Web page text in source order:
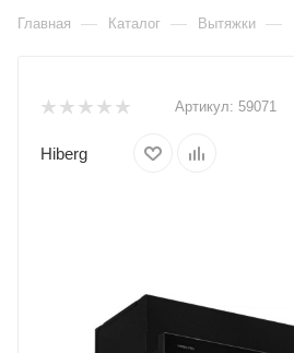
Главная — Каталог — Вытяжки —
Артикул: 59071
Hiberg